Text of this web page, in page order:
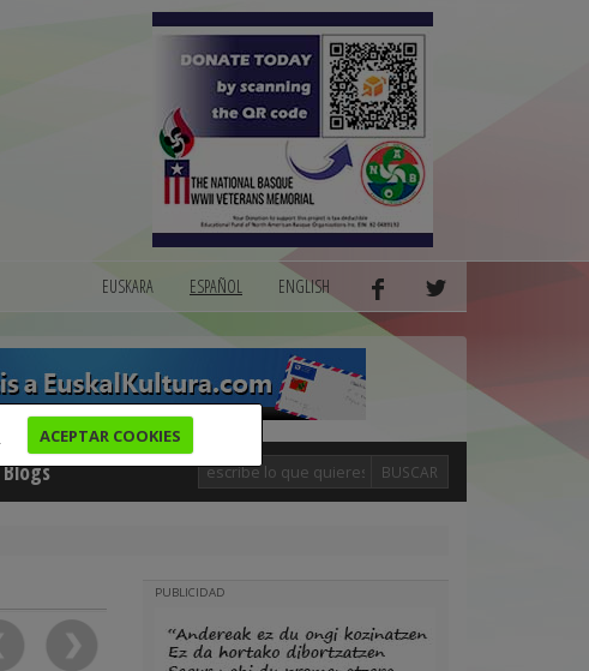
ACEPTAR COOKIES
EUSKARA ESPAÑOL ENGLISH
Blogs BUSCAR
PUBLICIDAD